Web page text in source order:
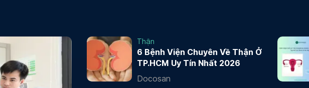
Thận
6 Bệnh Viện Chuyên Về Thận Ở
TP.HCM Uy Tín Nhất 2026
Docosan